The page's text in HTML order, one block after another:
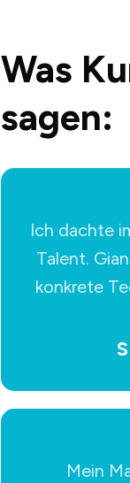
Was
sagen:
Ich dachte
Talent.
konkrete
Mein